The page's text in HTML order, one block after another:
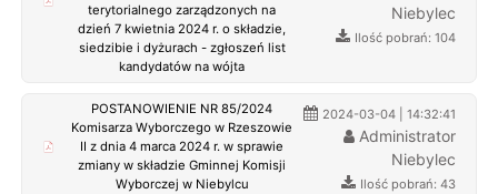
terytorialnego zarządzonych na
dzień 7 kwietnia 2024 r. o składzie,
siedzibie i dyżurach - zgłoszeń list
kandydatów na wójta
Niebylec
Ilość pobrań: 104
POSTANOWIENIE NR 85/2024
Komisarza Wyborczego w Rzeszowie
II z dnia 4 marca 2024 r. w sprawie
zmiany w składzie Gminnej Komisji
Wyborczej w Niebylcu
2024-03-04 | 14:32:41
Administrator
Niebylec
Ilość pobrań: 43